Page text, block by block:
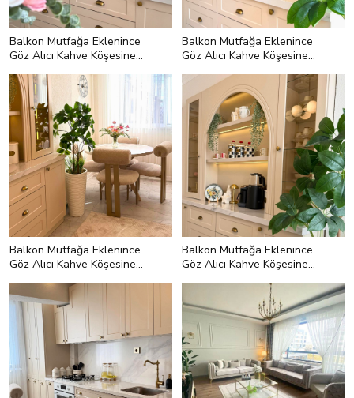
Balkon Mutfağa Eklenince
Göz Alıcı Kahve Köşesine
Balkon Mutfağa Eklenince
Göz Alıcı Kahve Köşesine
Balkon Mutfağa Eklenince
Göz Alıcı Kahve Köşesine
Balkon Mutfağa Eklenince
Göz Alıcı Kahve Köşesine